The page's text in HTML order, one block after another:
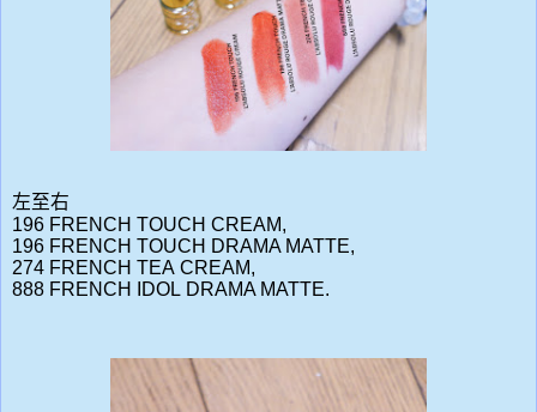
左至右
196 FRENCH TOUCH CREAM,
196 FRENCH TOUCH DRAMA MATTE,
274 FRENCH TEA CREAM,
888 FRENCH IDOL DRAMA MATTE.